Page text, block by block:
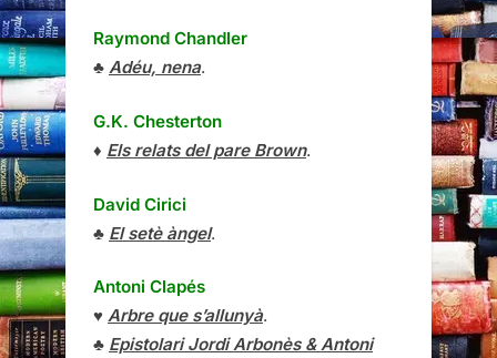
Raymond Chandler
♣ Adéu, nena.
G.K. Chesterton
♦ Els relats del pare Brown.
David Cirici
♣ El setè àngel.
Antoni Clapés
♥ Arbre que s’allunyà.
♣ Epistolari Jordi Arbonès & Antoni